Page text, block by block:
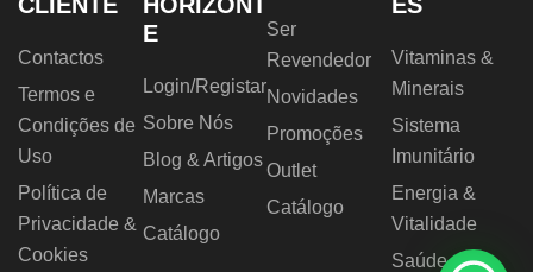
Contactos
Termos e
Condições de
Uso
Política de
Privacidade &
Cookies
E
Login/Registar
Sobre Nós
Blog & Artigos
Marcas
Catálogo
Ser
Revendedor
Novidades
Promoções
Outlet
Catálogo
Vitaminas &
Minerais
Sistema
Imunitário
Energia &
Vitalidade
Saúde